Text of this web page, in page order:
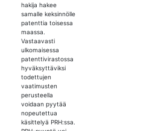
hakija hakee
samalle keksinnölle
patenttia toisessa
maassa.
Vastaavasti
ulkomaisessa
patenttivirastossa
hyväksyttäviksi
todettujen
vaatimusten
perusteella
voidaan pyytää
nopeutettua
käsittelyä PRH:ssa.